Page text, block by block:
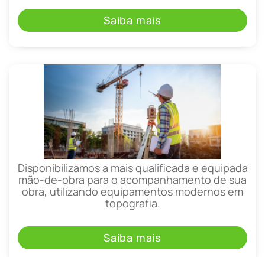
Saiba mais
Disponibilizamos a mais qualificada e equipada
mão-de-obra para o acompanhamento de sua
obra, utilizando equipamentos modernos em
topografia.
Saiba mais